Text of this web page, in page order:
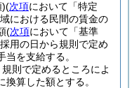
)(次項において「特定
における民間の賃金の
(次項において「基準
用の日から規則で定め
を支給する。
則で定めるところによ
算した額とする。